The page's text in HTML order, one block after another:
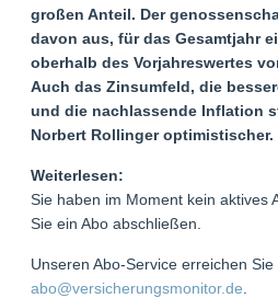
großen Anteil. Der
davon aus, für das Gesamtjahr
oberhalb des Vorjahreswertes
Auch das Zinsumfeld, die
und die nachlassende Inflation
Norbert Rollinger optimistischer.
Weiterlesen:
Sie haben im Moment kein aktives
Sie ein Abo abschließen.
Unseren Abo-Service erreichen Sie
abo@versicherungsmonitor.de